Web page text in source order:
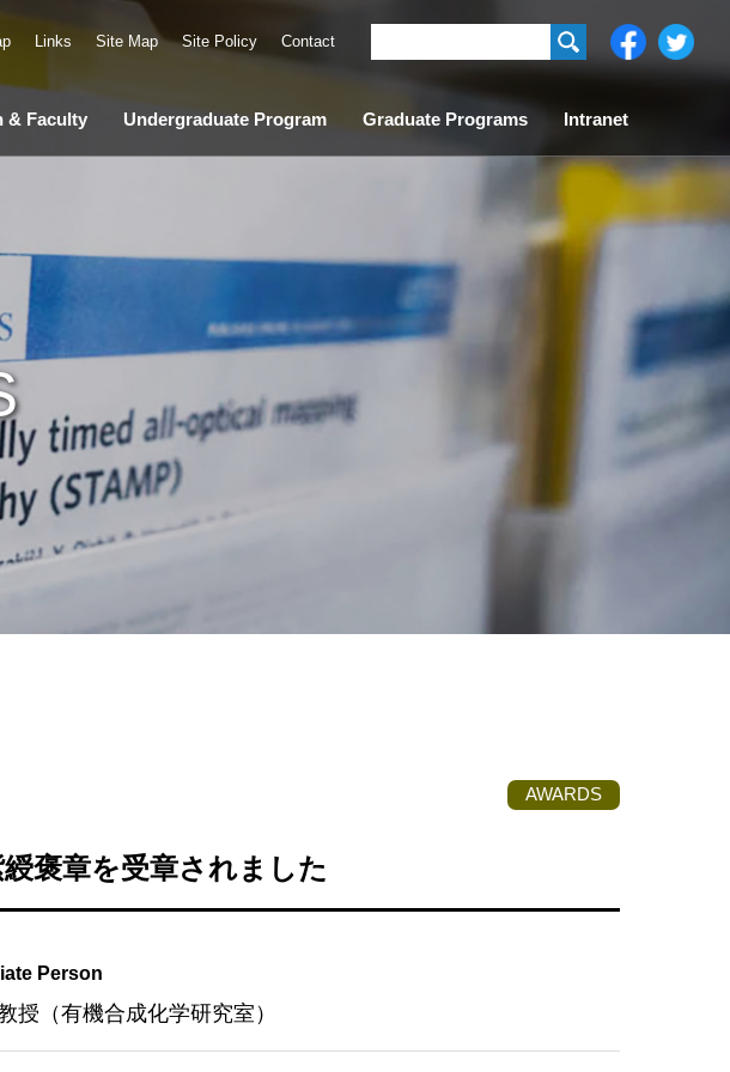
& Faculty Undergraduate Program Graduate Programs Intranet
Links Site Map Site Policy Contact
AWARDS
褒章を受章されました
Person
（有機合成化学研究室）